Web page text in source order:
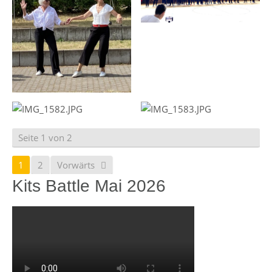
Seite 1 von 2
1 2 Vorwärts
Kits Battle Mai 2026